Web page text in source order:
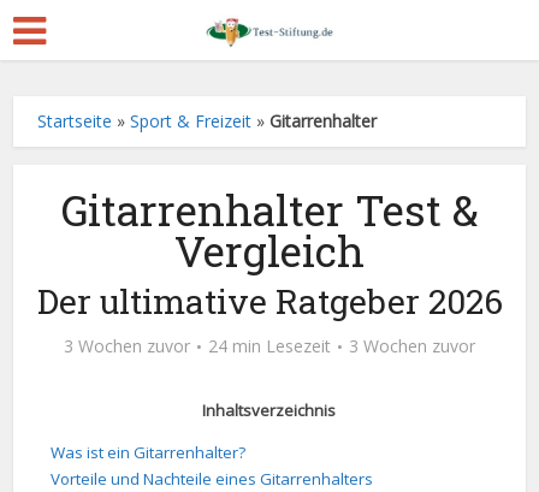
Startseite »Sport & Freizeit »Gitarrenhalter
Gitarrenhalter Test &
Vergleich
Der ultimative Ratgeber 2026
3 Wochen zuvor 24 min Lesezeit 3 Wochen zuvor
Inhaltsverzeichnis
Was ist ein Gitarrenhalter?
Vorteile und Nachteile eines Gitarrenhalters